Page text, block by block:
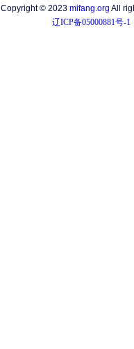
Copyright © 2023 mifang.org All
辽ICP备05000881号-1